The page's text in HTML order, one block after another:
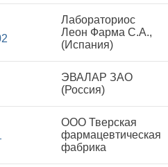
Лабораториос
Леон Фарма С.А.,
(Испания)
ЭВАЛАР ЗАО
(Россия)
ООО Тверская
фармацевтическая
фабрика